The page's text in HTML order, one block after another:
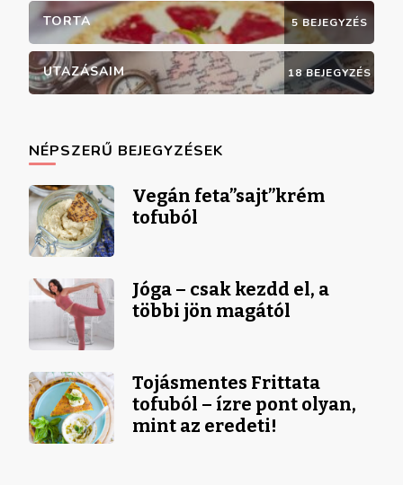
TORTA 5 BEJEGYZÉS
UTAZÁSAIM 18 BEJEGYZÉS
NÉPSZERŰ BEJEGYZÉSEK
Vegán feta”sajt”krém
tofuból
Jóga – csak kezdd el, a
többi jön magától
Tojásmentes Frittata
tofuból – ízre pont olyan,
mint az eredeti!